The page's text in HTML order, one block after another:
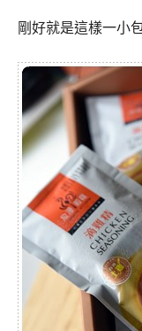
剛好就是這樣一小